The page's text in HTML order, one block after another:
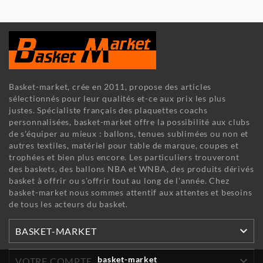
basket-market
Basket-market, crée en 2011, propose des articles
sélectionnés pour leur qualités et-ce aux prix les plus
justes. Spécialiste français des plaquettes coachs
personnalisées, basket-market offre la possibilité aux clubs
de s'équiper au mieux : ballons, tenues sublimées ou non et
autres textiles, matériel pour table de marque, coupes et
trophées et bien plus encore. Les particuliers trouveront
des baskets, des ballons NBA et WNBA, des produits dérivés
basket à offrir ou s'offrir tout au long de l'année. Chez
basket-market nous sommes attentif aux attentes et besoins
de tous les acteurs du basket.
BASKET-MARKET 